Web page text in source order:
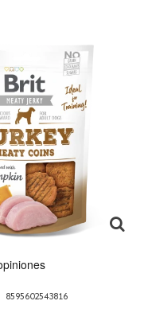
8595602543816